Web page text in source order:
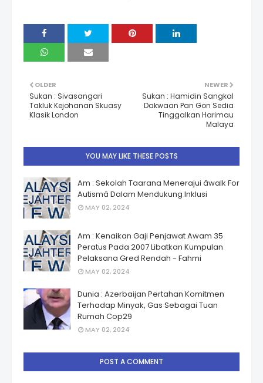
NEWER
Sukan : Hamidin Sangkal
Dakwaan Pan Gon Sedia
Tinggalkan Harimau
Malaya
OLDER
Sukan : Sivasangari
Takluk Kejohanan Skuasy
Klasik London
YOU MAY LIKE THESE POSTS
Am : Sekolah Taarana Menerajui âwalk For
Autismâ Dalam Mendukung Inklusi
MAY 02, 2024
Am : Kenaikan Gaji Penjawat Awam 35
Peratus Pada 2007 Libatkan Kumpulan
Pelaksana Gred Rendah - Fahmi
MAY 02, 2024
Dunia : Azerbaijan Pertahan Komitmen
Terhadap Minyak, Gas Sebagai Tuan
Rumah Cop29
MAY 02, 2024
POST A COMMENT